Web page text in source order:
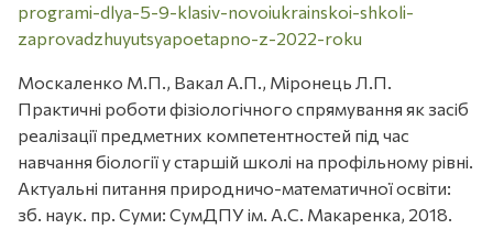
programi-dlya-5-9-klasiv-novoiukrainskoi-shkoli-
zaprovadzhuyutsyapoetapno-z-2022-roku
Москаленко М.П., Вакал А.П., Міронець Л.П.
Практичні роботи фізіологічного спрямування як засіб
реалізації предметних компетентностей під час
навчання біології у старшій школі на профільному рівні.
Актуальні питання природничо-математичної освіти:
зб. наук. пр. Суми: СумДПУ ім. А.С. Макаренка, 2018.